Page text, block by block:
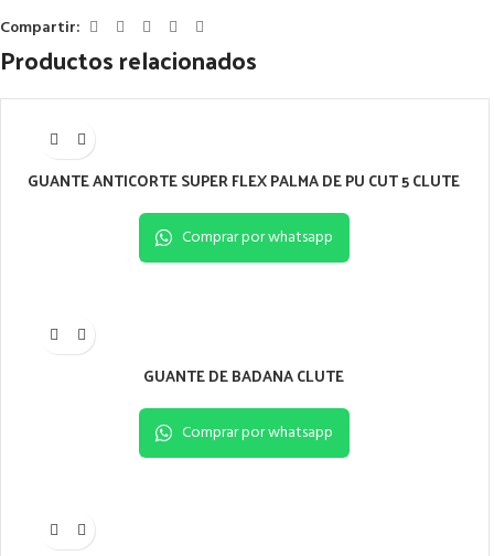
Compartir:
Productos relacionados
GUANTE ANTICORTE SUPER FLEX PALMA DE PU CUT 5 CLUTE
Comprar por whatsapp
GUANTE DE BADANA CLUTE
Comprar por whatsapp